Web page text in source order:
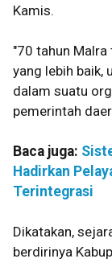
Kamis.
"70 tahun
yang lebih baik,
dalam suatu
pemerintah
Baca juga:
Hadirkan
Terintegrasi
Dikatakan,
berdirinya